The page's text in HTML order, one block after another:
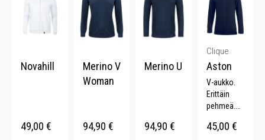
Novahill
49,00 €
Merino V
Woman
94,90 €
Merino U
94,90 €
Clique
Aston
V-aukko.
Erittäin
pehmeä.
resorit.
45,00 €